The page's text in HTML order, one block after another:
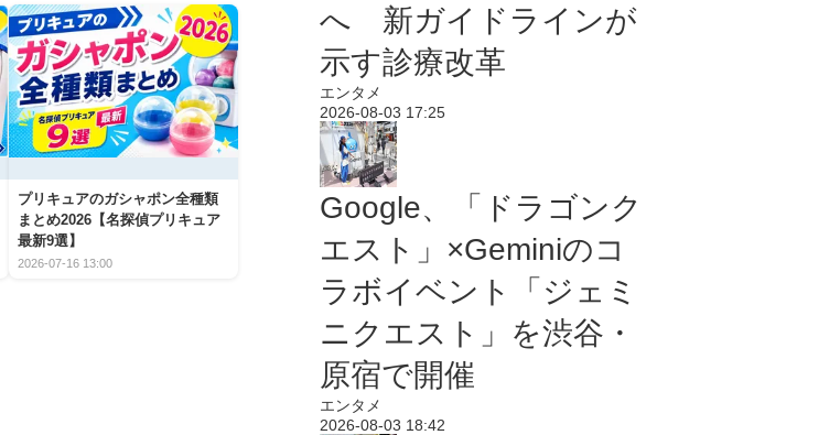
プリキュアのガシャポン全種類
まとめ2026【名探偵プリキュア
最新9選】
2026-07-16 13:00
へ 新ガイドラインが
示す診療改革
エンタメ
2026-08-03 17:25
Google、「ドラゴンク
エスト」×Geminiのコ
ラボイベント「ジェミ
ニクエスト」を渋谷・
原宿で開催
エンタメ
2026-08-03 18:42